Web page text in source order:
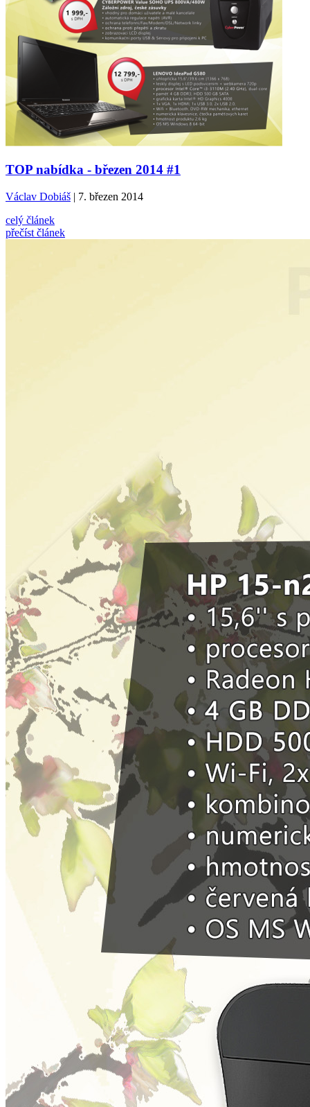
TOP nabídka - březen 2014 #1
Václav Dobiáš| 7. březen 2014
celý článek
přečíst článek